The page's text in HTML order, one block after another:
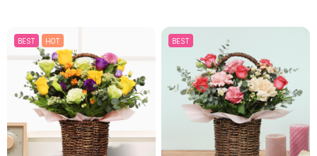
BEST HOT BEST